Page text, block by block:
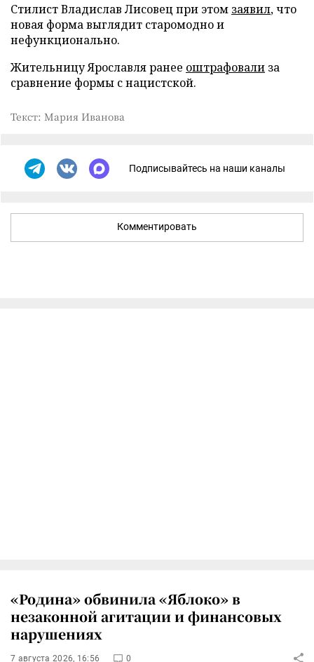
Стилист Владислав Лисовец при этом заявил, что
новая форма выглядит старомодно и
нефункционально.
Жительницу Ярославля ранее оштрафовали за
сравнение формы с нацистской.
Текст: Мария Иванова
Подписывайтесь на наши каналы
Комментировать
«Родина» обвинила «Яблоко» в
незаконной агитации и финансовых
нарушениях
7 августа 2026, 16:56 0